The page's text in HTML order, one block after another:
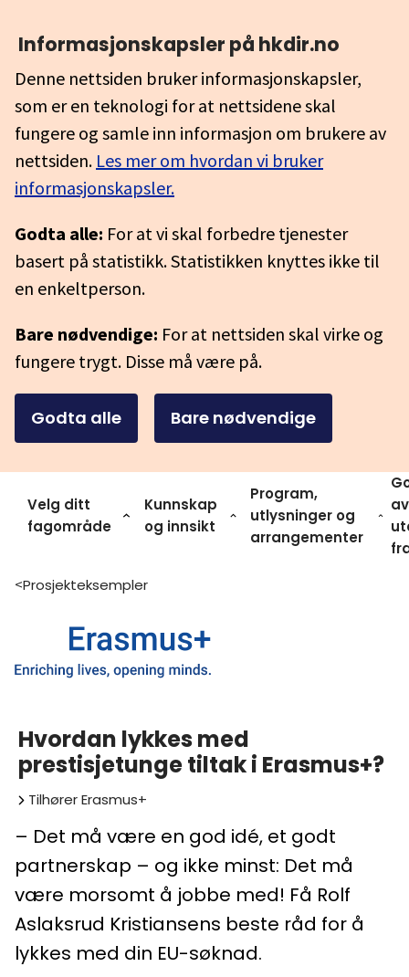
Informasjonskapsler på hkdir.no
Denne nettsiden bruker informasjonskapsler,
som er en teknologi for at nettsidene skal
fungere og samle inn informasjon om brukere av
nettsiden. Les mer om hvordan vi bruker
informasjonskapsler.
Godta alle: For at vi skal forbedre tjenester
basert på statistikk. Statistikken knyttes ikke til
en enkeltperson.
Bare nødvendige: For at nettsiden skal virke og
fungere trygt. Disse må være på.
Godta alle Bare nødvendige
Velg ditt
fagområde
Kunnskap
og innsikt
Program,
utlysninger og
arrangementer
av
>Prosjekteksempler
Hvordan lykkes med
prestisjetunge tiltak i Erasmus+?
TilhørerErasmus+
– Det må være en god idé, et godt
partnerskap – og ikke minst: Det må
være morsomt å jobbe med! Få Rolf
Aslaksrud Kristiansens beste råd for å
lykkes med din EU-søknad.